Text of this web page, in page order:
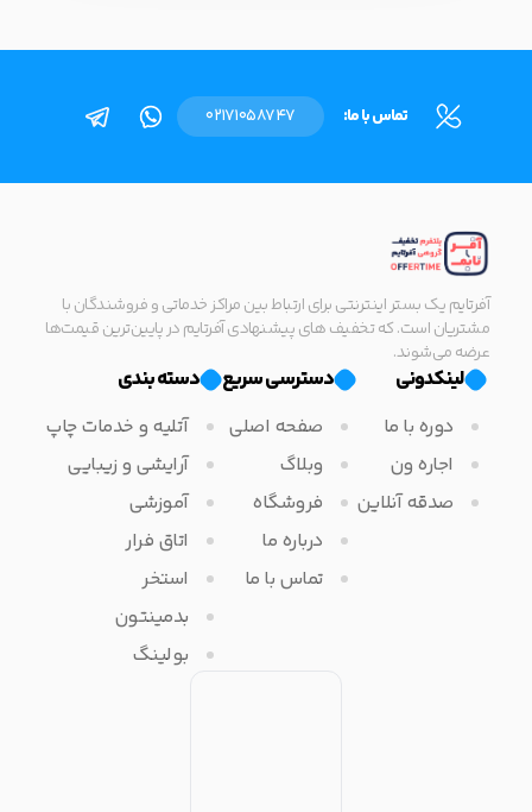
تماس با ما: 02171058747
آفرتایم یک بستر اینترنتی برای ارتباط بین مراکز خدماتی و فروشندگان با
مشتریان است. که تخفیف های پیشنهادی آفرتایم در پایین‌ترین قیمت‌ها
عرضه می‌شوند.
لینکدونی
دوره با ما
اجاره ون
صدقه آنلاین
دسترسی سریع
صفحه اصلی
وبلاگ
فروشگاه
درباره ما
تماس با ما
دسته بندی
آتلیه و خدمات چاپ
آرایشی و زیبایی
آموزشی
اتاق فرار
استخر
بدمینتون
بولینگ